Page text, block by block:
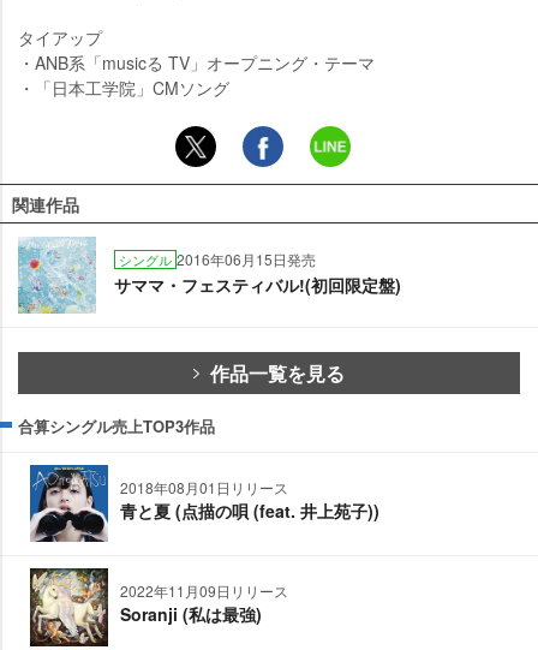
タイアップ
・ANB系「musicる TV」オープニング・テーマ
・「日本工学院」CMソング
関連作品
シングル 2016年06月15日発売
サママ・フェスティバル!(初回限定盤)
作品一覧を見る
合算シングル売上TOP3作品
2018年08月01日リリース
青と夏 (点描の唄 (feat. 井上苑子))
2022年11月09日リリース
Soranji (私は最強)